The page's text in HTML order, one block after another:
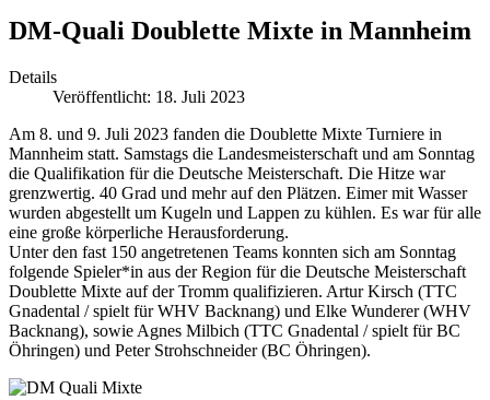
DM-Quali Doublette Mixte in Mannheim
Details
Veröffentlicht: 18. Juli 2023
Am 8. und 9. Juli 2023 fanden die Doublette Mixte Turniere in
Mannheim statt. Samstags die Landesmeisterschaft und am Sonntag
die Qualifikation für die Deutsche Meisterschaft. Die Hitze war
grenzwertig. 40 Grad und mehr auf den Plätzen. Eimer mit Wasser
wurden abgestellt um Kugeln und Lappen zu kühlen. Es war für alle
eine große körperliche Herausforderung.
Unter den fast 150 angetretenen Teams konnten sich am Sonntag
folgende Spieler*in aus der Region für die Deutsche Meisterschaft
Doublette Mixte auf der Tromm qualifizieren. Artur Kirsch (TTC
Gnadental / spielt für WHV Backnang) und Elke Wunderer (WHV
Backnang), sowie Agnes Milbich (TTC Gnadental / spielt für BC
Öhringen) und Peter Strohschneider (BC Öhringen).